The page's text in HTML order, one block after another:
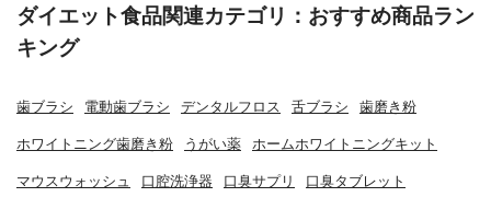
ダイエット食品関連カテゴリ：おすすめ商品ラン
キング
歯ブラシ 電動歯ブラシ デンタルフロス 舌ブラシ 歯磨き粉
ホワイトニング歯磨き粉 うがい薬 ホームホワイトニングキット
マウスウォッシュ 口腔洗浄器 口臭サプリ 口臭タブレット